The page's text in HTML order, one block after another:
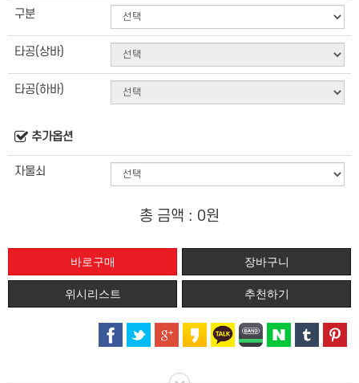
구분
타공(상바)
타공(하바)
추가옵션
자물쇠
총 금액 : 0원
위시리스트 추천하기